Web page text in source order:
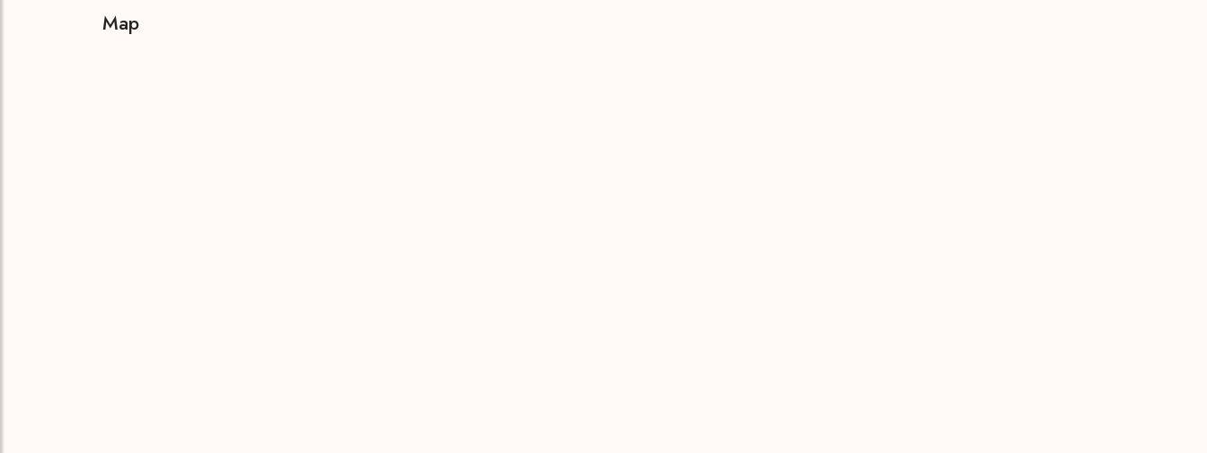
Map